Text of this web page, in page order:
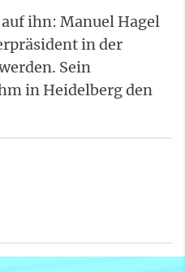
ihn: Manuel Hagel
in der
Sein
in Heidelberg den